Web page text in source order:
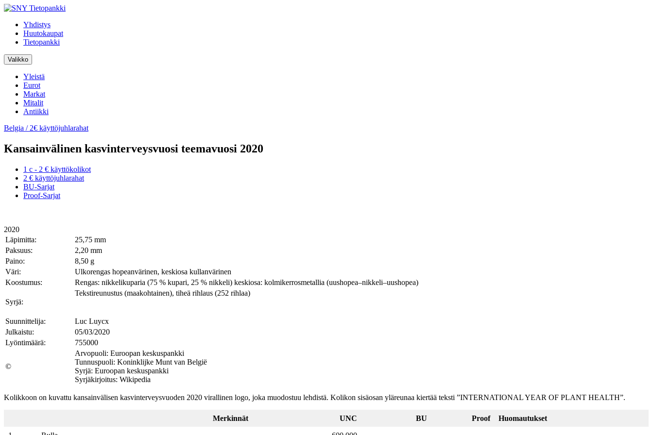
Skip
contentYhdistys
Huutokaupat
Tietopankki
Valikko
Yleistä
Eurot
Markat
Mitalit
Antiikki
Belgia / 2€ käyttöjuhlarahat
Kansainvälinen kasvinterveysvuosi teemavuosi 2020
1 c - 2 € käyttökolikot
2 € käyttöjuhlarahat
BU-Sarjat
Proof-Sarjat
2020
Läpimitta:
25,75 mm
Paksuus:
2,20 mm
Paino:
8,50 g
Väri:
Ulkorengas hopeanvärinen, keskiosa kullanvärinen
Koostumus:
Rengas: nikkelikuparia (75 % kupari, 25 % nikkeli) keskiosa: kolmikerrosmetallia (uushopea–nikkeli–uushopea)
Syrjä:
Tekstireunustus (maakohtainen), tiheä rihlaus (252 rihlaa)
Suunnittelija:
Luc Luycx
Julkaistu:
05/03/2020
Lyöntimäärä:
755000
©
Arvopuoli: Euroopan keskuspankki
Tunnuspuoli: Koninklijke Munt van België
Syrjä: Euroopan keskuspankki
Syrjäkirjoitus: Wikipedia
Kolikkoon on kuvattu kansainvälisen kasvinterveysvuoden 2020 virallinen logo, joka muodostuu lehdistä. Kolikon sisäosan yläreunaa kiertää teksti ”INTERNATIONAL YEAR OF PLANT HEALTH”.
Merkinnät UNC BU Proof Huomautukset